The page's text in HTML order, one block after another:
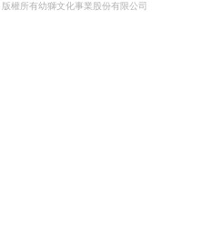
所有幼獅文化事業股份有限公司